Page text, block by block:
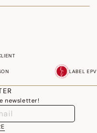
d'une fine couche d'acrylique,
LABEL EPV
newsletter!